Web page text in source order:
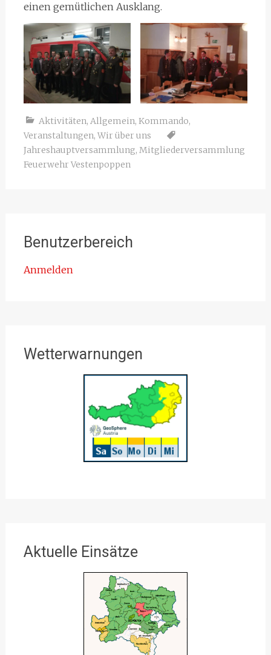
einen gemütlichen Ausklang.
Aktivitäten, Allgemein, Kommando,
Veranstaltungen, Wir über uns
Jahreshauptversammlung, Mitgliederversammlung
Feuerwehr Vestenpoppen
Benutzerbereich
Anmelden
Wetterwarnungen
Aktuelle Einsätze